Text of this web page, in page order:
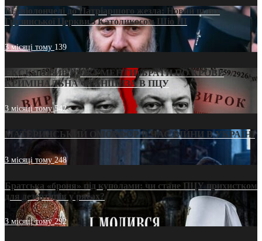
Від віолончелі до Патріаршого жезла: Новий шлях
Грузинської Церкви з Католикосом Шіо III
3 місяці тому 139
ЕКСКЛЮЗИВ (ДОКУМЕНТИ)/БРАТИ ПО КРОВІ:
КРИМІНАЛЬНА ФРАНШИЗА В ПЦУ
3 місяці тому542
МАТЕРИНСЬКИЙ ОМОРФОР В ЧАС ВІЙНИ В УКРАЇНІ
3 місяці тому248
Братська «броня» під куполами: чи стане ПЦУ прихистком
для дезертирів у рясах?
3 місяці тому292